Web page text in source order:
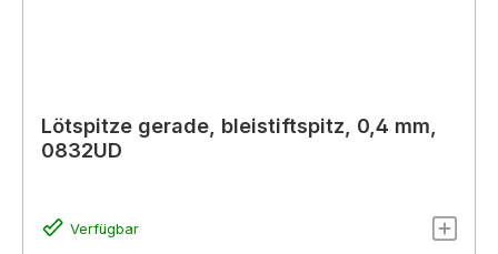
Lötspitze gerade, bleistiftspitz, 0,4 mm,
0832UD
Verfügbar